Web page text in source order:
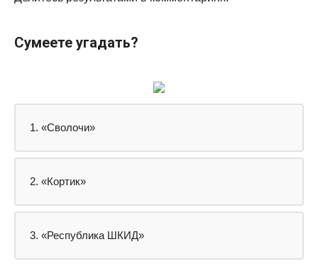
Сумеете угадать?
1. «Сволочи»
2. «Кортик»
3. «Республика ШКИД»